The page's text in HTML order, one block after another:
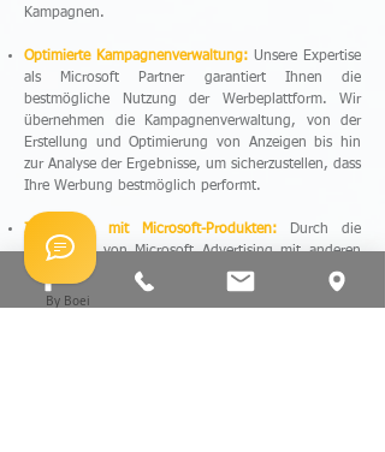
Kampagnen.
Optimierte Kampagnenverwaltung: Unsere Expertise
als Microsoft Partner garantiert Ihnen die
bestmögliche Nutzung der Werbeplattform. Wir
übernehmen die Kampagnenverwaltung, von der
Erstellung und Optimierung von Anzeigen bis hin
zur Analyse der Ergebnisse, um sicherzustellen, dass
Ihre Werbung bestmöglich performt.
Integration mit Microsoft-Produkten:
Durch die
Integration von Microsoft Advertising mit anderen
Microsoft-Produkten und -Diensten profitieren Sie
von einer nahtlosen Verbindung und erweiterten
By Boei